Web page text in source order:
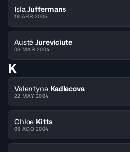
Isla Juffermans
18 ABR 2005
Austė Jureviciute
08 MAR 2004
K
Valentyna Kadlecova
22 MAY 2004
Chloe Kitts
05 AGO 2004